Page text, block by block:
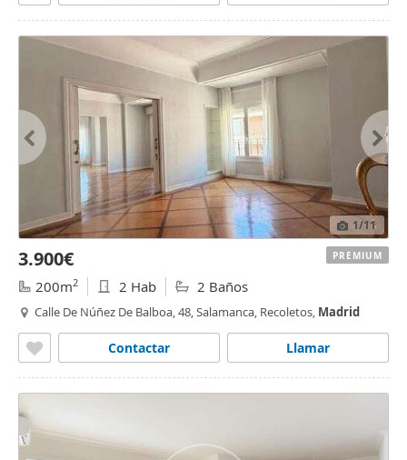
1/11
3.900€
200m2 2 Hab 2 Baños
Calle De Núñez De Balboa, 48, Salamanca, Recoletos, Madrid
Llamar
Contactar
PREMIUM